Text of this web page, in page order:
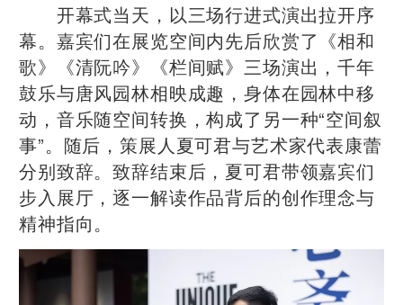
开幕式当天，以三场行进式演出拉开序
幕。嘉宾们在展览空间内先后欣赏了《相和
歌》《清阮吟》《栏间赋》三场演出，千年
鼓乐与唐风园林相映成趣，身体在园林中移
动，音乐随空间转换，构成了另一种“空间叙
事”。随后，策展人夏可君与艺术家代表康蕾
分别致辞。致辞结束后，夏可君带领嘉宾们
步入展厅，逐一解读作品背后的创作理念与
精神指向。